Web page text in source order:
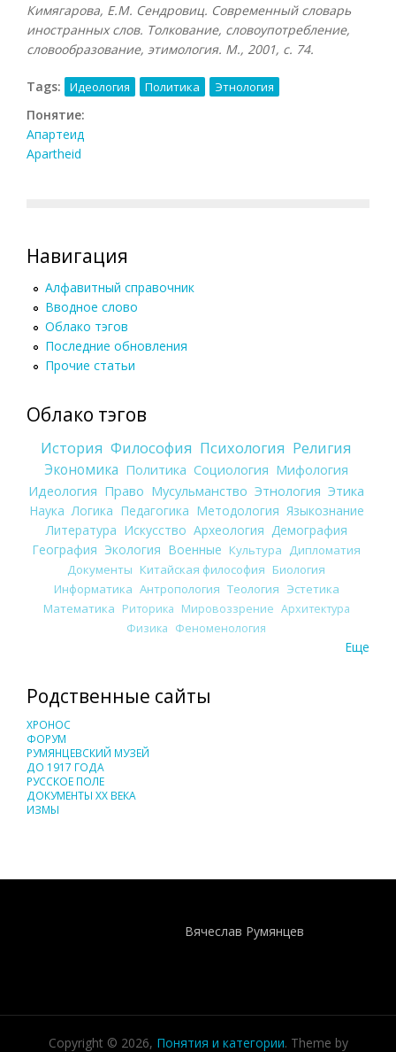
Кимягарова, Е.М. Сендровиц. Современный словарь
иностранных слов. Толкование, словоупотребление,
словообразование, этимология. М., 2001, с. 74.
Tags: Идеология Политика Этнология
Понятие:
Апартеид
Apartheid
Навигация
Алфавитный справочник
Вводное слово
Облако тэгов
Последние обновления
Прочие статьи
Облако тэгов
История Философия Психология Религия
Экономика Политика Социология Мифология
Идеология Право Мусульманство Этнология Этика
Наука Логика Педагогика Методология Языкознание
Литература Искусство Археология Демография
География Экология Военные Культура
Дипломатия
Документы Китайская философия Биология
Информатика Антропология Теология Эстетика
Математика Риторика Мировоззрение Архитектура
Физика Феноменология
Еще
Родственные сайты
ХРОНОС
ФОРУМ
РУМЯНЦЕВСКИЙ МУЗЕЙ
ДО 1917 ГОДА
РУССКОЕ ПОЛЕ
ДОКУМЕНТЫ XX ВЕКА
ИЗМЫ
Вячеслав Румянцев
Copyright © 2026, Понятия и категории. Theme by